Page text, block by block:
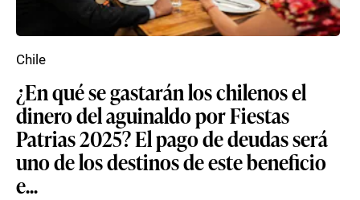
¿En qué se gastarán los chilenos el
dinero del aguinaldo por Fiestas
Patrias 2025? El pago de deudas será
uno de los destinos de este beneficio
e...
Chile